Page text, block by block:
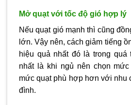
Mở quạt với tốc độ gió hợp lý
Nếu quạt gió mạnh thì cũng
lớn. Vậy nên, cách giảm tiếng
hiệu quả nhất đó là trong quá
nhất là khi ngủ nên chọn
mức quạt phù hợp hơn với nhu
đình.